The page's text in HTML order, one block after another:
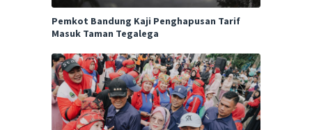
Pemkot Bandung Kaji Penghapusan Tarif
Masuk Taman Tegalega